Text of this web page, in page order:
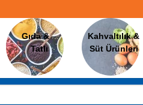
Gıda &
Tatlı
Kahvaltılık &
Süt Ürünleri